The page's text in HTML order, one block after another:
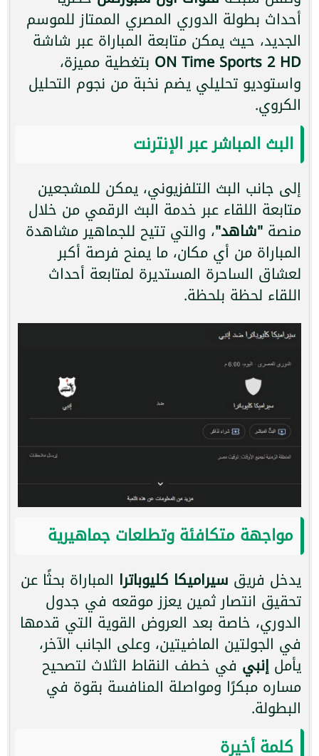
أحداث بطولة الدوري المصري الممتاز للموسم
الجديد، حيث يمكن متابعة المباراة عبر شاشة
ON Time Sports 2 HD بتغطية مميزة،
واستوديو تحليلي يضم نخبة من نجوم التحليل
الكروي.
البث المباشر عبر الإنترنت
إلى جانب البث التلفزيوني، يمكن للمشجعين
متابعة اللقاء عبر خدمة البث الرقمي من خلال
منصة "شاهد"، والتي تتيح للجماهير مشاهدة
المباراة من أي مكان، ما يمنح فرصة أكبر
لعشاق الساحرة المستديرة لمتابعة أحداث
اللقاء لحظة بلحظة.
مواجهة متكافئة وتطلعات جماهيرية
يدخل فريق سيراميكا كليوباترا المباراة بحثًا عن
تحقيق انتصار ثمين يعزز موقعه في جدول
الدوري، خاصة بعد العروض القوية التي قدمها
في الجولتين الماضيتين، وعلى الجانب الآخر،
يأمل إنبي في خطف النقاط الثلاث لتصحيح
مساره مبكرًا ومواصلة المنافسة بقوة في
البطولة.
كلمة أخيرة